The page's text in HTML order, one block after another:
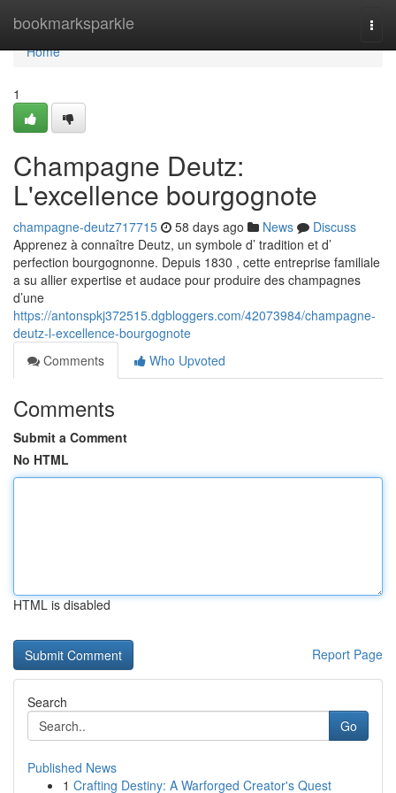
bookmarksparkle
Home
Home
1
Champagne Deutz:
L'excellence bourgognote
champagne-deutz717715 58 days ago News
Discuss
Apprenez à connaître Deutz, un symbole d’ tradition et d’
perfection bourgognonne. Depuis 1830 , cette entreprise familiale
a su allier expertise et audace pour produire des champagnes
d’une
https://antonspkj372515.dgbloggers.com/42073984/champagne-
deutz-l-excellence-bourgognote
Comments
Who Upvoted
Comments
Submit a Comment
No HTML
HTML is disabled
Report Page
Search
Go
Published News
1 Crafting Destiny: A Warforged Creator's Quest